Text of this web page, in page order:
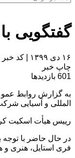
گفتگویی
۱۶ دی ۱۳۹۹ کد خبر :
چاپ خبر
601 بازدیدها
به گزارش روابط
المللی و آسیایی شرکت نمود و
رییس هیأت اسکیت
در حال حاضر با
فری استایل، هنری و